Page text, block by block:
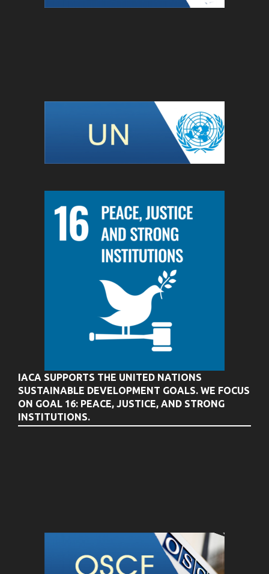
IACA SUPPORTS THE UNITED NATIONS
SUSTAINABLE DEVELOPMENT GOALS. WE FOCUS
ON GOAL 16: PEACE, JUSTICE, AND STRONG
INSTITUTIONS.